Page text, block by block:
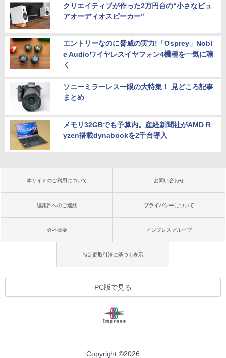
クリエイティブが作った2万円台の“小さなピュ
アオーディオスピーカー”
エントリーなのに脅威の実力!「Osprey」Nobl
e Audioワイヤレスイヤフォン4機種を一気に聴
く
ソニーミラーレス一眼の大特集！ 見どころ記事
まとめ
メモリ32GBでも予算内。産経新聞社がAMD R
yzen搭載dynabookを2千台導入
本サイトのご利用について お問い合わせ
編集部へのご連絡 プライバシーについて
会社概要 インプレスグループ
特定商取引法に基づく表示
PC版で見る
Copyright ©2026